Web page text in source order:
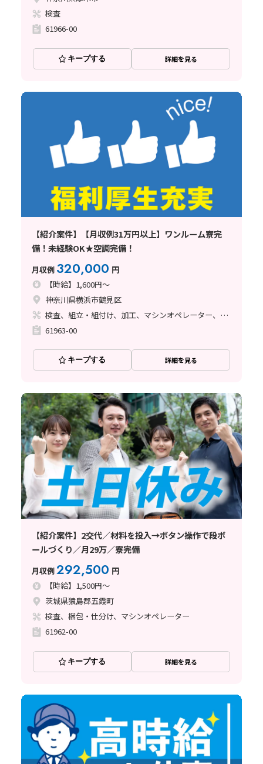
検査
61966-00
キープする 詳細を見る
【紹介案件】【月収例31万円以上】ワンルーム寮完
備！未経験OK★空調完備！
月収例 320,000 円
【時給】1,600円～
神奈川県横浜市鶴見区
検査、組立・組付け、加工、マシンオペレーター、清掃・洗浄
61963-00
キープする 詳細を見る
【紹介案件】2交代／材料を投入→ボタン操作で段ボ
ールづくり／月29万／寮完備
月収例292,500 円
【時給】1,500円～
茨城県猿島郡五霞町
検査、梱包・仕分け、マシンオペレーター
61962-00
キープする 詳細を見る